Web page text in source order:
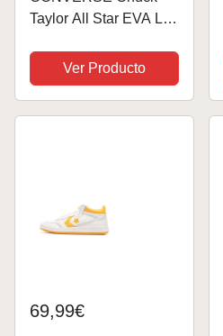
Taylor All Star EVA Lift
Zapatilla, 38 EU
Ver Producto
69,99€